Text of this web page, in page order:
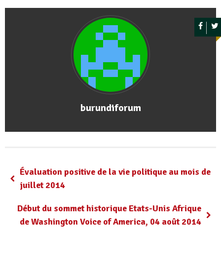
burundiforum
Évaluation positive de la vie politique au mois de
juillet 2014
Début du sommet historique Etats-Unis Afrique
de Washington Voice of America, 04 août 2014